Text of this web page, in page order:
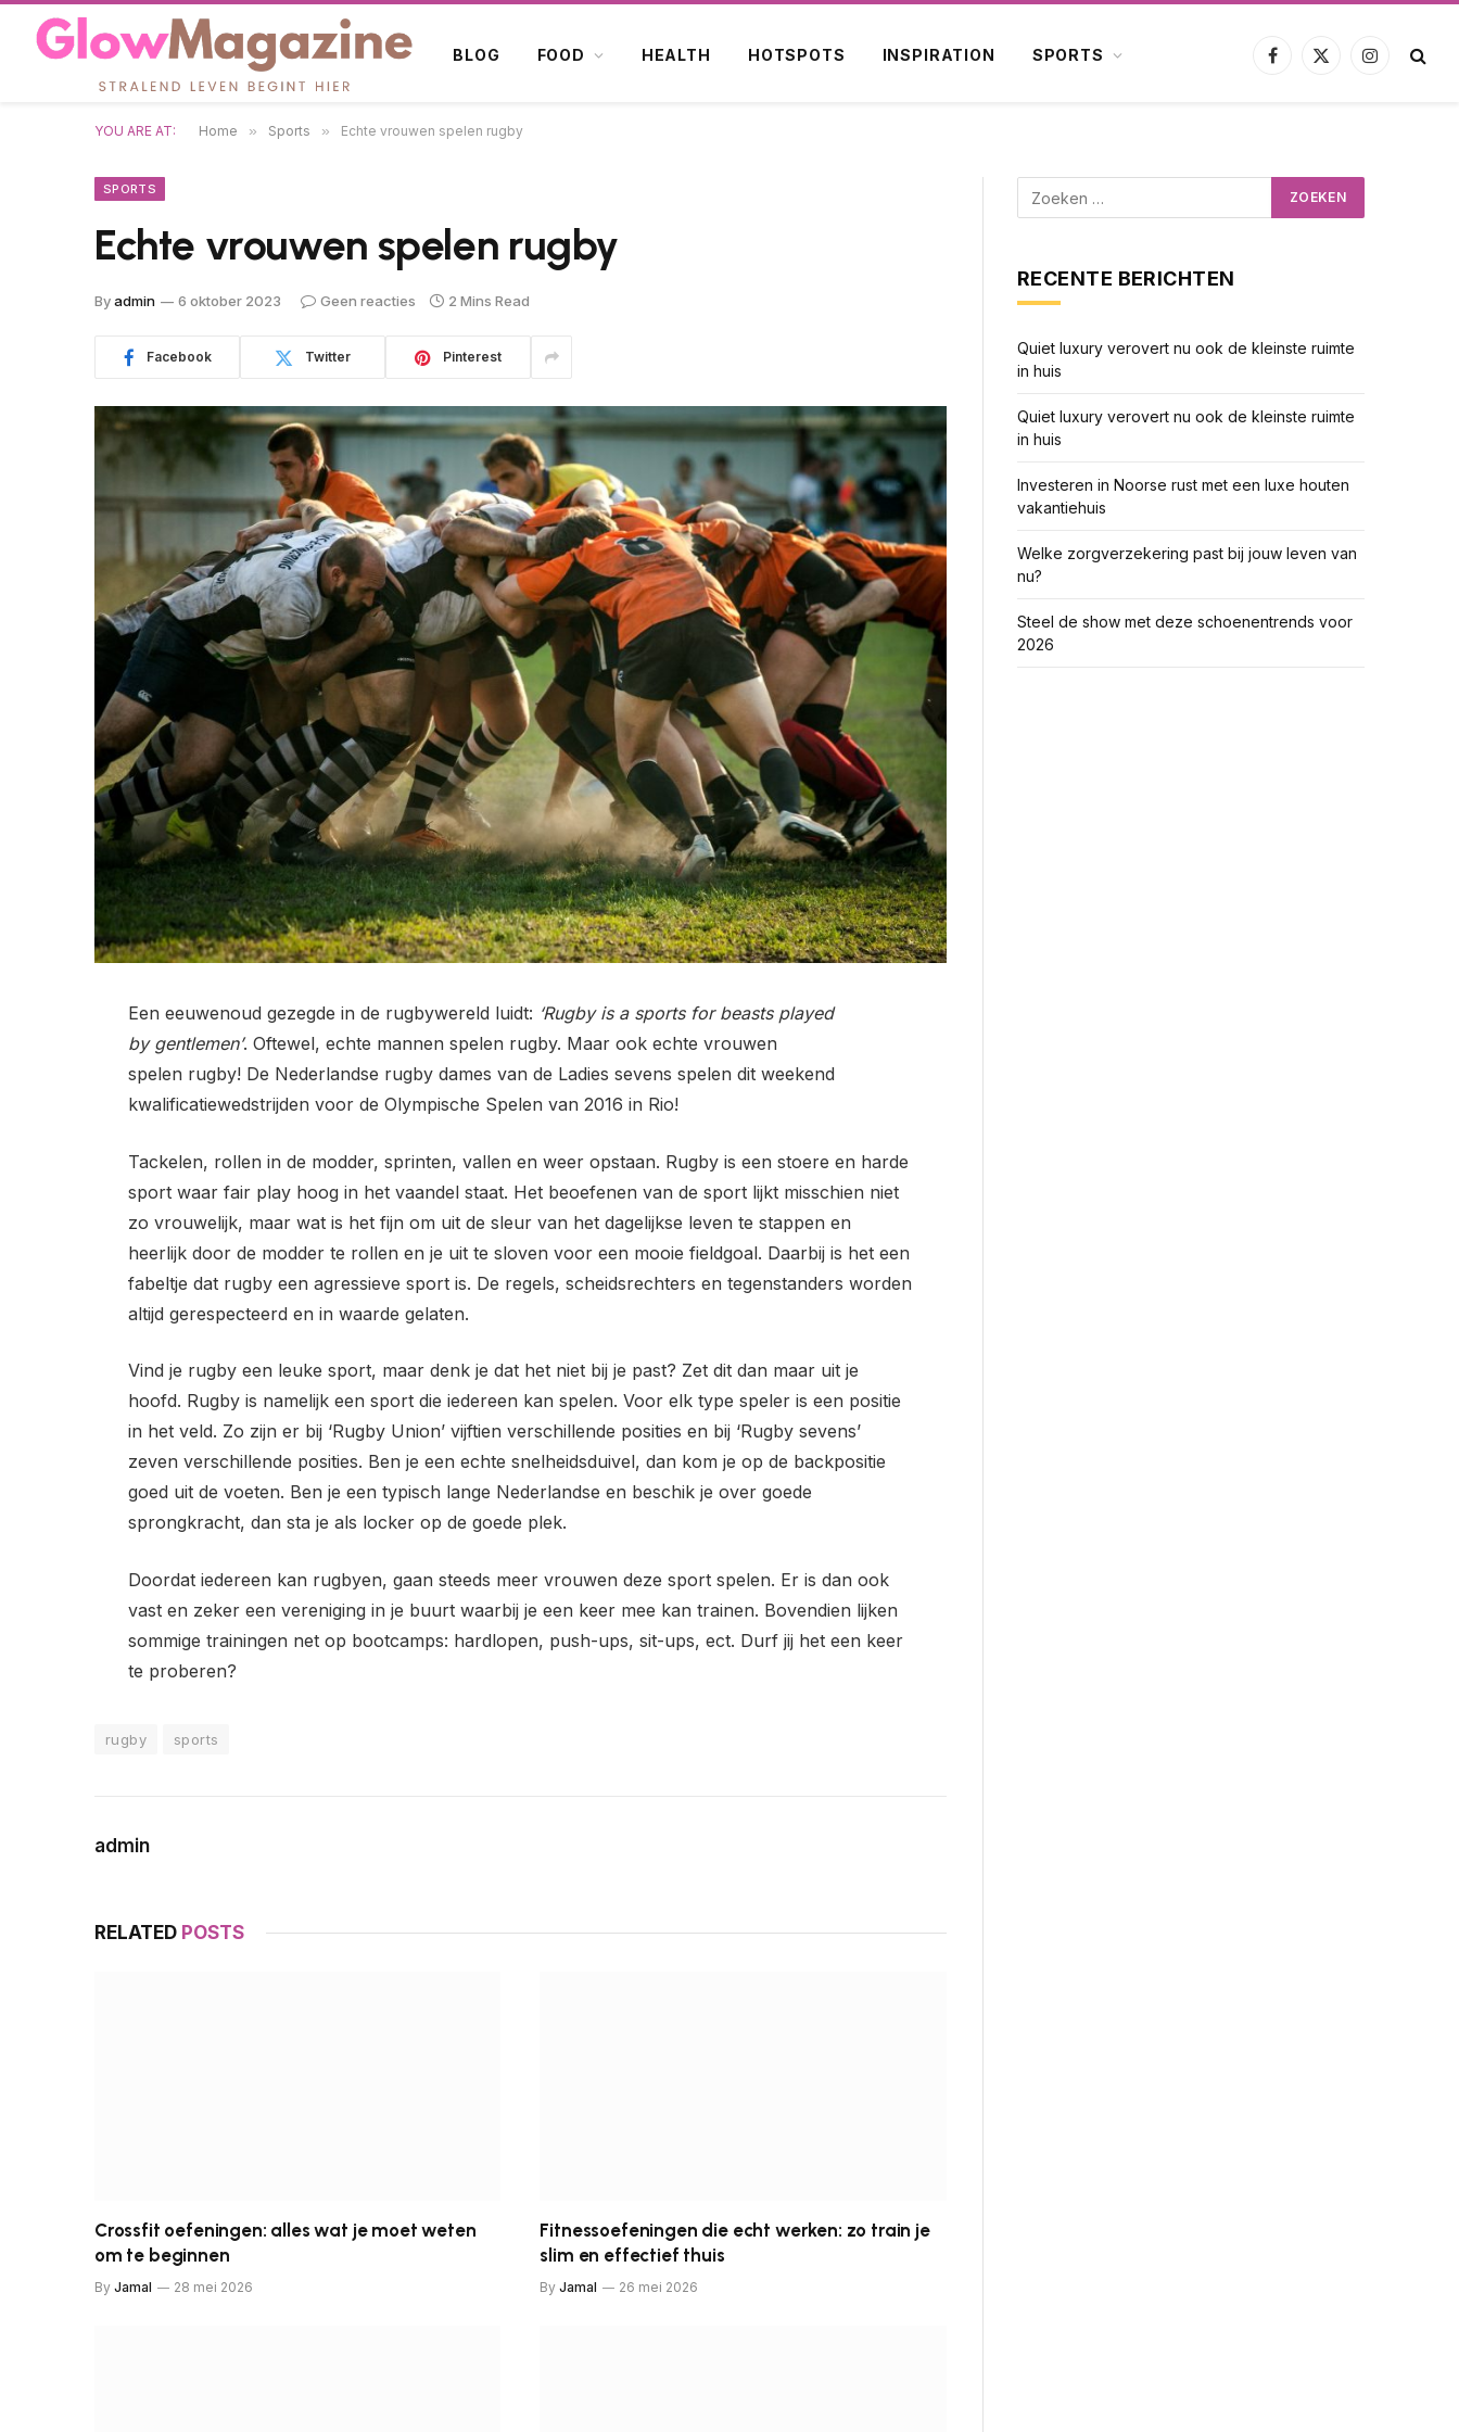
BLOG FOOD HEALTH HOTSPOTS INSPIRATION SPORTS
Facebook
X
Instagram
YOU ARE AT: Home » Sports » Echte vrouwen spelen rugby
SPORTS
Echte vrouwen spelen rugby
Byadmin 6 oktober 2023 Geen reacties 2 Mins Read
Facebook Twitter Pinterest
Een eeuwenoud gezegde in de rugbywereld luidt: ‘Rugby is a sports for beasts played
by gentlemen’. Oftewel, echte mannen spelen rugby. Maar ook echte vrouwen
spelen rugby! De Nederlandse rugby dames van de Ladies sevens spelen dit weekend
kwalificatiewedstrijden voor de Olympische Spelen van 2016 in Rio!
Tackelen, rollen in de modder, sprinten, vallen en weer opstaan. Rugby is een stoere en harde
sport waar fair play hoog in het vaandel staat. Het beoefenen van de sport lijkt misschien niet
zo vrouwelijk, maar wat is het fijn om uit de sleur van het dagelijkse leven te stappen en
heerlijk door de modder te rollen en je uit te sloven voor een mooie fieldgoal. Daarbij is het een
fabeltje dat rugby een agressieve sport is. De regels, scheidsrechters en tegenstanders worden
altijd gerespecteerd en in waarde gelaten.
Vind je rugby een leuke sport, maar denk je dat het niet bij je past? Zet dit dan maar uit je
hoofd. Rugby is namelijk een sport die iedereen kan spelen. Voor elk type speler is een positie
in het veld. Zo zijn er bij ‘Rugby Union’ vijftien verschillende posities en bij ‘Rugby sevens’
zeven verschillende posities. Ben je een echte snelheidsduivel, dan kom je op de backpositie
goed uit de voeten. Ben je een typisch lange Nederlandse en beschik je over goede
sprongkracht, dan sta je als locker op de goede plek.
Doordat iedereen kan rugbyen, gaan steeds meer vrouwen deze sport spelen. Er is dan ook
vast en zeker een vereniging in je buurt waarbij je een keer mee kan trainen. Bovendien lijken
sommige trainingen net op bootcamps: hardlopen, push-ups, sit-ups, ect. Durf jij het een keer
te proberen?
rugby sports
admin
RELATED POSTS
Crossfit oefeningen: alles wat je moet weten
om te beginnen
By Jamal 28 mei 2026
Fitnessoefeningen die echt werken: zo train je
slim en effectief thuis
By Jamal 26 mei 2026
RECENTE BERICHTEN
Quiet luxury verovert nu ook de kleinste ruimte
in huis
Quiet luxury verovert nu ook de kleinste ruimte
in huis
Investeren in Noorse rust met een luxe houten
vakantiehuis
Welke zorgverzekering past bij jouw leven van
nu?
Steel de show met deze schoenentrends voor
2026